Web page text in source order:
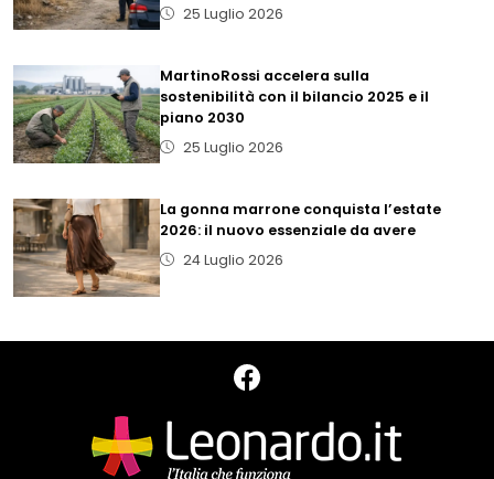
25 Luglio 2026
MartinoRossi accelera sulla
sostenibilità con il bilancio 2025 e il
piano 2030
25 Luglio 2026
La gonna marrone conquista l’estate
2026: il nuovo essenziale da avere
24 Luglio 2026